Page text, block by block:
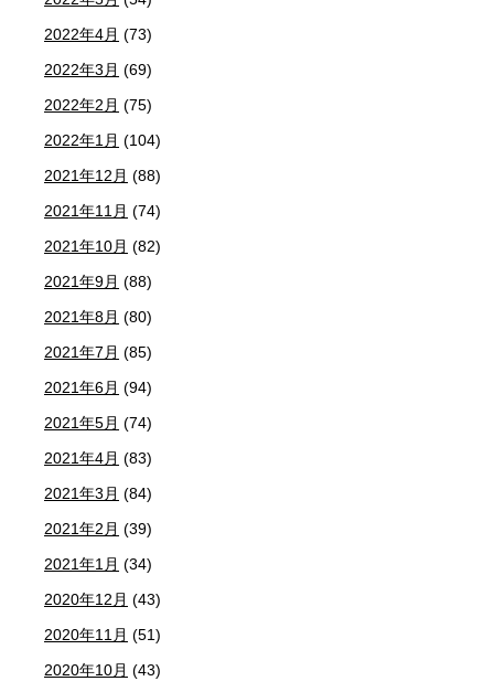
2022年4月 (73)
2022年3月 (69)
2022年2月 (75)
2022年1月 (104)
2021年12月 (88)
2021年11月 (74)
2021年10月 (82)
2021年9月 (88)
2021年8月 (80)
2021年7月 (85)
2021年6月 (94)
2021年5月 (74)
2021年4月 (83)
2021年3月 (84)
2021年2月 (39)
2021年1月 (34)
2020年12月 (43)
2020年11月 (51)
2020年10月 (43)